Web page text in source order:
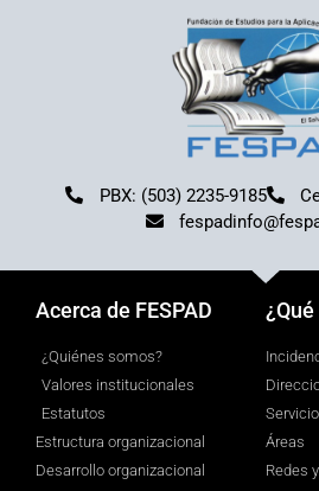
PBX: (503) 2235-9185
Acerca de FESPAD
¿Quiénes somos?
Valores institucionales
Estatutos
Estructura organizacional
Desarrollo organizacional
Áreas
Redes